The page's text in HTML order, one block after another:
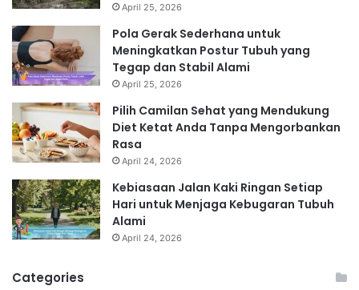
April 25, 2026
Pola Gerak Sederhana untuk
Meningkatkan Postur Tubuh yang
Tegap dan Stabil Alami
April 25, 2026
Pilih Camilan Sehat yang Mendukung
Diet Ketat Anda Tanpa Mengorbankan
Rasa
April 24, 2026
Kebiasaan Jalan Kaki Ringan Setiap
Hari untuk Menjaga Kebugaran Tubuh
Alami
April 24, 2026
Categories